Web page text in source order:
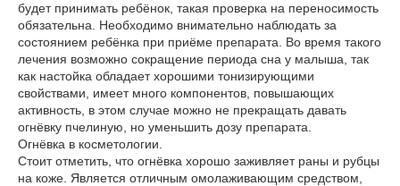
будет принимать ребёнок, такая проверка на переносимость
обязательна. Необходимо внимательно наблюдать за
состоянием ребёнка при приёме препарата. Во время такого
лечения возможно сокращение периода сна у малыша, так
как настойка обладает хорошими тонизирующими
свойствами, имеет много компонентов, повышающих
активность, в этом случае можно не прекращать давать
огнёвку пчелиную, но уменьшить дозу препарата.
Огнёвка в косметологии.
Стоит отметить, что огнёвка хорошо заживляет раны и рубцы
на коже. Является отличным омолаживающим средством,